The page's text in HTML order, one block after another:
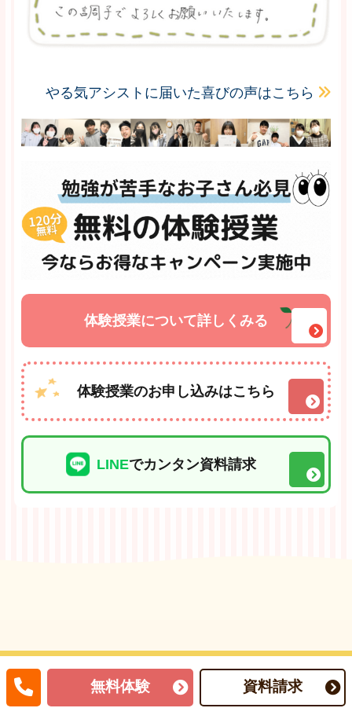
やる気アシストに届いた喜びの声はこちら
体験授業について詳しくみる
体験授業のお申し込みはこちら
LINEでカンタン資料請求
不登校 発達障害
の特性をお持ちのお子さ
無料体験 資料請求